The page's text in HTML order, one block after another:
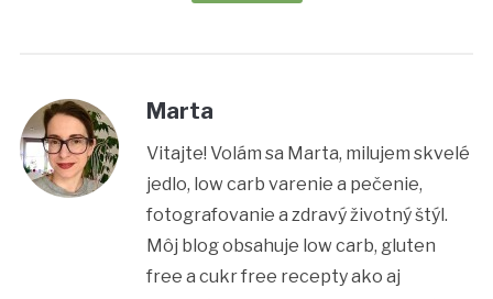
Marta
Vitajte! Volám sa Marta, milujem skvelé
jedlo, low carb varenie a pečenie,
fotografovanie a zdravý životný štýl.
Môj blog obsahuje low carb, gluten
free a cukr free recepty ako aj